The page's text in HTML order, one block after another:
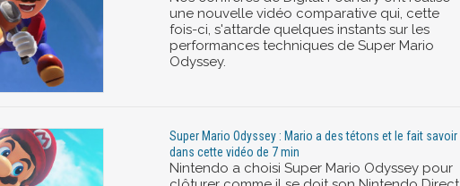
une nouvelle vidéo comparative qui, cette
fois-ci, s'attarde quelques instants sur les
performances techniques de Super Mario
Odyssey.
Super Mario Odyssey : Mario a des tétons et le fait savoir
dans cette vidéo de 7 min
Nintendo a choisi Super Mario Odyssey pour